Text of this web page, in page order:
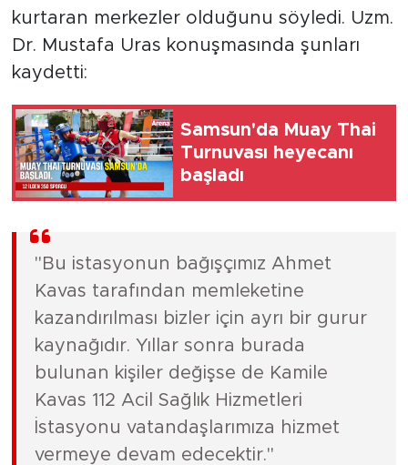
kurtaran merkezler olduğunu söyledi. Uzm.
Dr. Mustafa Uras konuşmasında şunları
kaydetti:
Samsun'da Muay Thai
Turnuvası heyecanı
başladı
"Bu istasyonun bağışçımız Ahmet
Kavas tarafından memleketine
kazandırılması bizler için ayrı bir gurur
kaynağıdır. Yıllar sonra burada
bulunan kişiler değişse de Kamile
Kavas 112 Acil Sağlık Hizmetleri
İstasyonu vatandaşlarımıza hizmet
vermeye devam edecektir."